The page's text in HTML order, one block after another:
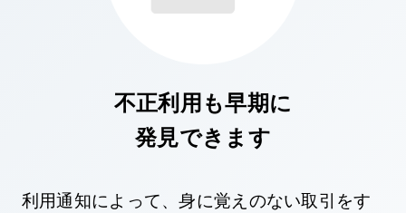
不正利用も早期に
発見できます
利用通知によって、身に覚えのない取引をす